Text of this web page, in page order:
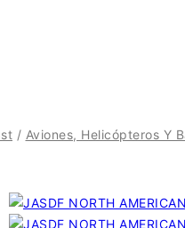
/ Aviones, Helicópteros Y